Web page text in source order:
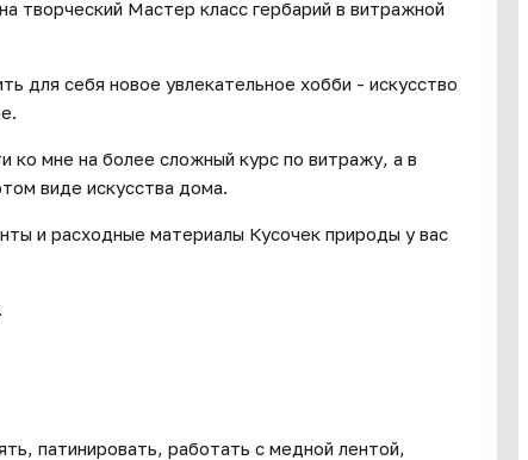
творческий Мастер класс гербарий в витражной
для себя новое увлекательное хобби - искусство
мне на более сложный курс по витражу, а в
виде искусства дома.
и расходные материалы Кусочек природы у вас
патинировать, работать с медной лентой,